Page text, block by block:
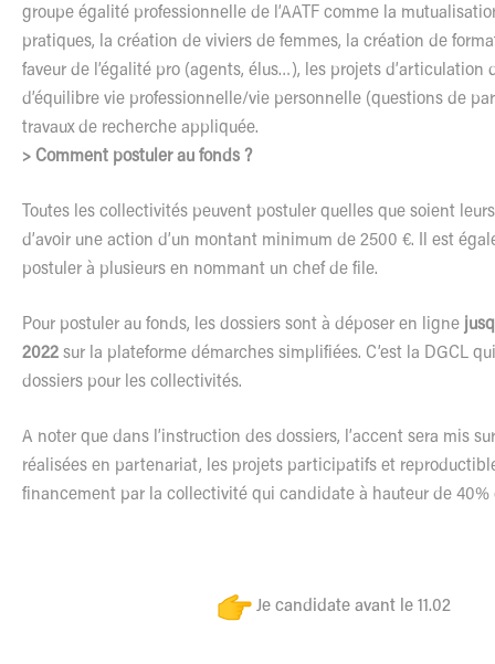
groupe égalité professionnelle de l’AATF comme la
pratiques, la création de viviers de femmes, la création de
faveur de l’égalité pro (agents, élus…), les projets d’articulation
d’équilibre vie professionnelle/vie personnelle (questions de
travaux de recherche appliquée.
> Comment postuler au fonds ?
Toutes les collectivités peuvent postuler quelles que soient
d’avoir une action d’un montant minimum de 2500 €. Il est
postuler à plusieurs en nommant un chef de file.
Pour postuler au fonds, les dossiers sont à déposer en ligne
2022 sur la plateforme démarches simplifiées. C’est la DGCL
dossiers pour les collectivités.
A noter que dans l’instruction des dossiers, l’accent sera mis
réalisées en partenariat, les projets participatifs et
financement par la collectivité qui candidate à hauteur de 40%
Je candidate avant le 11.02